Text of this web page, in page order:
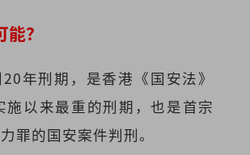
？
年刑期，是香港《国安法》
施以来最重的刑期，也是首宗
罪的国安案件判刑。